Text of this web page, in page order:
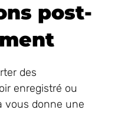
post-
des
enregistré ou
vous donne une